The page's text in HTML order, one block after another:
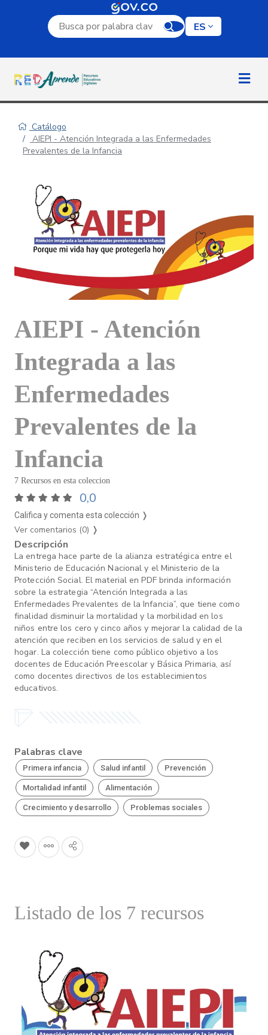
Campo de búsqueda por palabra clave
ES
Catálogo
AIEPI - Atención Integrada a las Enfermedades
Prevalentes de la Infancia
AIEPI - Atención
Integrada a las
Enfermedades
Prevalentes de la
Infancia
7 Recursos en esta coleccion
0,0
Califica y comenta esta colección ❭
Ver comentarios (0) ❭
Descripción
La entrega hace parte de la alianza estratégica entre el
Ministerio de Educación Nacional y el Ministerio de la
Protección Social. El material en PDF brinda información
sobre la estrategia “Atención Integrada a las
Enfermedades Prevalentes de la Infancia”, que tiene como
finalidad disminuir la mortalidad y la morbilidad en los
niños entre los cero y cinco años y mejorar la calidad de la
atención que reciben en los servicios de salud y en el
hogar. La colección tiene como público objetivo a los
docentes de Educación Preescolar y Básica Primaria, así
como docentes directivos de los establecimientos
educativos.
Palabras clave
Primera infancia Salud infantil Prevención
Mortalidad infantil Alimentación
Crecimiento y desarrollo Problemas sociales
Listado de los 7 recursos